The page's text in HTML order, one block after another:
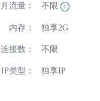
月流量： 不限
内存： 独享2G
连接数： 不限
IP类型： 独享IP